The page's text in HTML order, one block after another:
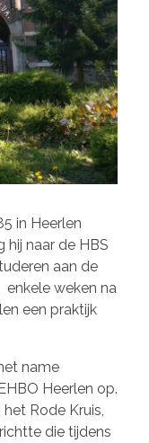
in Heerlen
hij naar de HBS
aan de
enkele weken na
een praktijk
name
Heerlen op.
Rode Kruis,
die tijdens